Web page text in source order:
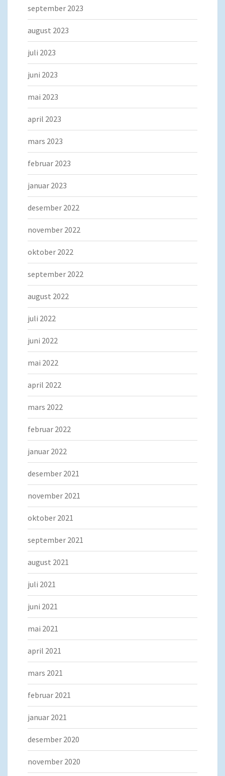
september 2023
august 2023
juli 2023
juni 2023
mai 2023
april 2023
mars 2023
februar 2023
januar 2023
desember 2022
november 2022
oktober 2022
september 2022
august 2022
juli 2022
juni 2022
mai 2022
april 2022
mars 2022
februar 2022
januar 2022
desember 2021
november 2021
oktober 2021
september 2021
august 2021
juli 2021
juni 2021
mai 2021
april 2021
mars 2021
februar 2021
januar 2021
desember 2020
november 2020